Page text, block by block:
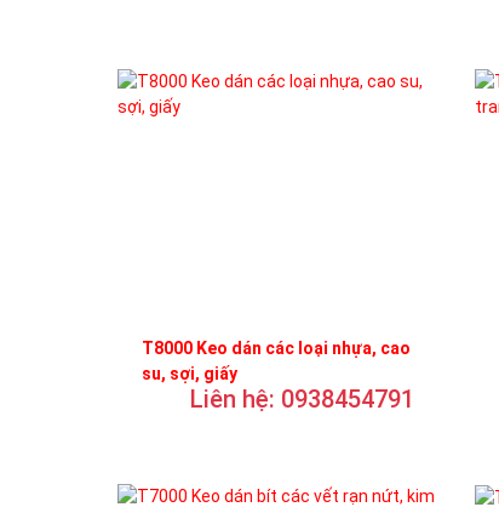
T8000 Keo dán các loại nhựa, cao
su, sợi, giấy
Liên hệ: 0938454791